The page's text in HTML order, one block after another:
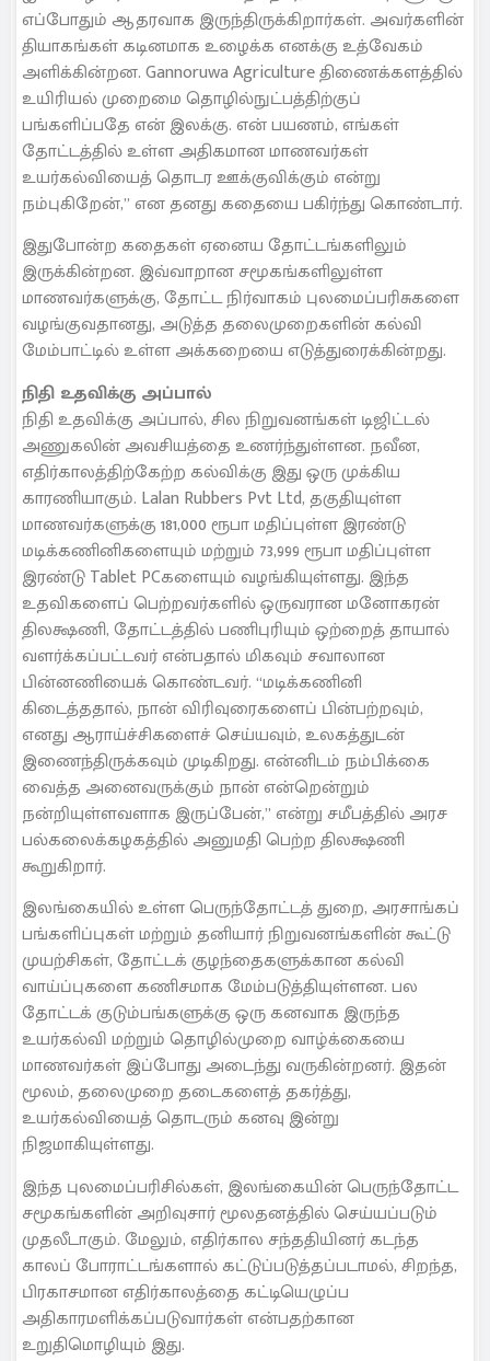
எப்போதும் ஆதரவாக இருந்திருக்கிறார்கள். அவர்களின்
தியாகங்கள் கடினமாக உழைக்க எனக்கு உத்வேகம்
அளிக்கின்றன. Gannoruwa Agriculture திணைக்களத்தில்
உயிரியல் முறைமை தொழில்நுட்பத்திற்குப்
பங்களிப்பதே என் இலக்கு. என் பயணம், எங்கள்
தோட்டத்தில் உள்ள அதிகமான மாணவர்கள்
உயர்கல்வியைத் தொடர ஊக்குவிக்கும் என்று
நம்புகிறேன்,” என தனது கதையை பகிர்ந்து கொண்டார்.
இதுபோன்ற கதைகள் ஏனைய தோட்டங்களிலும்
இருக்கின்றன. இவ்வாறான சமூகங்களிலுள்ள
மாணவர்களுக்கு, தோட்ட நிர்வாகம் புலமைப்பரிசுகளை
வழங்குவதானது, அடுத்த தலைமுறைகளின் கல்வி
மேம்பாட்டில் உள்ள அக்கறையை எடுத்துரைக்கின்றது.
நிதி உதவிக்கு அப்பால்
நிதி உதவிக்கு அப்பால், சில நிறுவனங்கள் டிஜிட்டல்
அணுகலின் அவசியத்தை உணர்ந்துள்ளன. நவீன,
எதிர்காலத்திற்கேற்ற கல்விக்கு இது ஒரு முக்கிய
காரணியாகும். Lalan Rubbers Pvt Ltd, தகுதியுள்ள
மாணவர்களுக்கு 181,000 ரூபா மதிப்புள்ள இரண்டு
மடிக்கணினிகளையும் மற்றும் 73,999 ரூபா மதிப்புள்ள
இரண்டு Tablet PCகளையும் வழங்கியுள்ளது. இந்த
உதவிகளைப் பெற்றவர்களில் ஒருவரான மனோகரன்
திலக்ஷணி, தோட்டத்தில் பணிபுரியும் ஒற்றைத் தாயால்
வளர்க்கப்பட்டவர் என்பதால் மிகவும் சவாலான
பின்னணியைக் கொண்டவர். “மடிக்கணினி
கிடைத்ததால், நான் விரிவுரைகளைப் பின்பற்றவும்,
எனது ஆராய்ச்சிகளைச் செய்யவும், உலகத்துடன்
இணைந்திருக்கவும் முடிகிறது. என்னிடம் நம்பிக்கை
வைத்த அனைவருக்கும் நான் என்றென்றும்
நன்றியுள்ளவளாக இருப்பேன்,” என்று சமீபத்தில் அரச
பல்கலைக்கழகத்தில் அனுமதி பெற்ற திலக்ஷணி
கூறுகிறார்.
இலங்கையில் உள்ள பெருந்தோட்டத் துறை, அரசாங்கப்
பங்களிப்புகள் மற்றும் தனியார் நிறுவனங்களின் கூட்டு
முயற்சிகள், தோட்டக் குழந்தைகளுக்கான கல்வி
வாய்ப்புகளை கணிசமாக மேம்படுத்தியுள்ளன. பல
தோட்டக் குடும்பங்களுக்கு ஒரு கனவாக இருந்த
உயர்கல்வி மற்றும் தொழில்முறை வாழ்க்கையை
மாணவர்கள் இப்போது அடைந்து வருகின்றனர். இதன்
மூலம், தலைமுறை தடைகளைத் தகர்த்து,
உயர்கல்வியைத் தொடரும் கனவு இன்று
நிஜமாகியுள்ளது.
இந்த புலமைப்பரிசில்கள், இலங்கையின் பெருந்தோட்ட
சமூகங்களின் அறிவுசார் மூலதனத்தில் செய்யப்படும்
முதலீடாகும். மேலும், எதிர்கால சந்ததியினர் கடந்த
காலப் போராட்டங்களால் கட்டுப்படுத்தப்படாமல், சிறந்த,
பிரகாசமான எதிர்காலத்தை கட்டியெழுப்ப
அதிகாரமளிக்கப்படுவார்கள் என்பதற்கான
உறுதிமொழியும் இது.